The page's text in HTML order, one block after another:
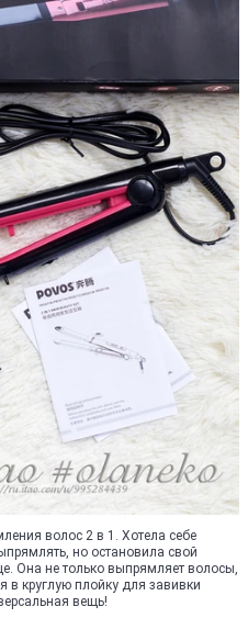
волос 2 в 1. Хотела себе
но остановила свой
Она не только выпрямляет волосы,
в круглую плойку для завивки
вещь!